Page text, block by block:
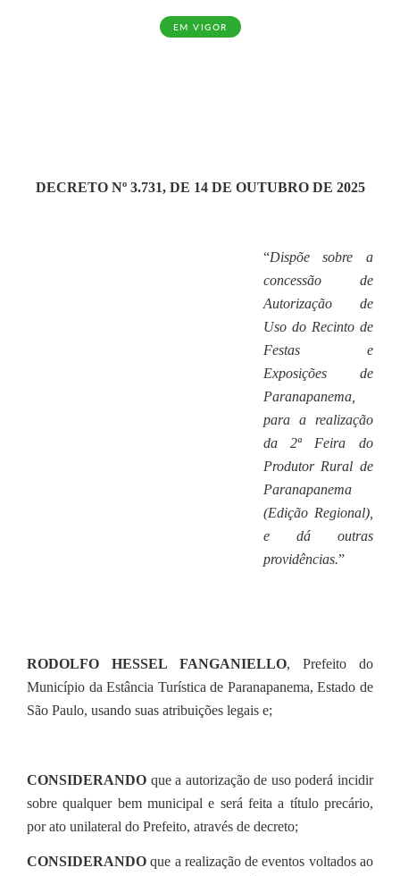
Secretarias
EM VIGOR
DECRETO Nº 3.731, DE 14 DE OUTUBRO DE 2025
“Dispõe sobre a
concessão de
Autorização de
Uso do Recinto de
Festas e
Exposições de
Paranapanema,
para a realização
da 2ª Feira do
Produtor Rural de
Paranapanema
(Edição Regional),
e dá outras
providências.”
RODOLFO HESSEL FANGANIELLO, Prefeito do
Município da Estância Turística de Paranapanema, Estado de
São Paulo, usando suas atribuições legais e;
CONSIDERANDO que a autorização de uso poderá incidir
sobre qualquer bem municipal e será feita a título precário,
por ato unilateral do Prefeito, através de decreto;
CONSIDERANDO que a realização de eventos voltados ao